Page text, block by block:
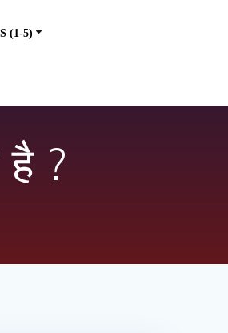
(1-5)
?